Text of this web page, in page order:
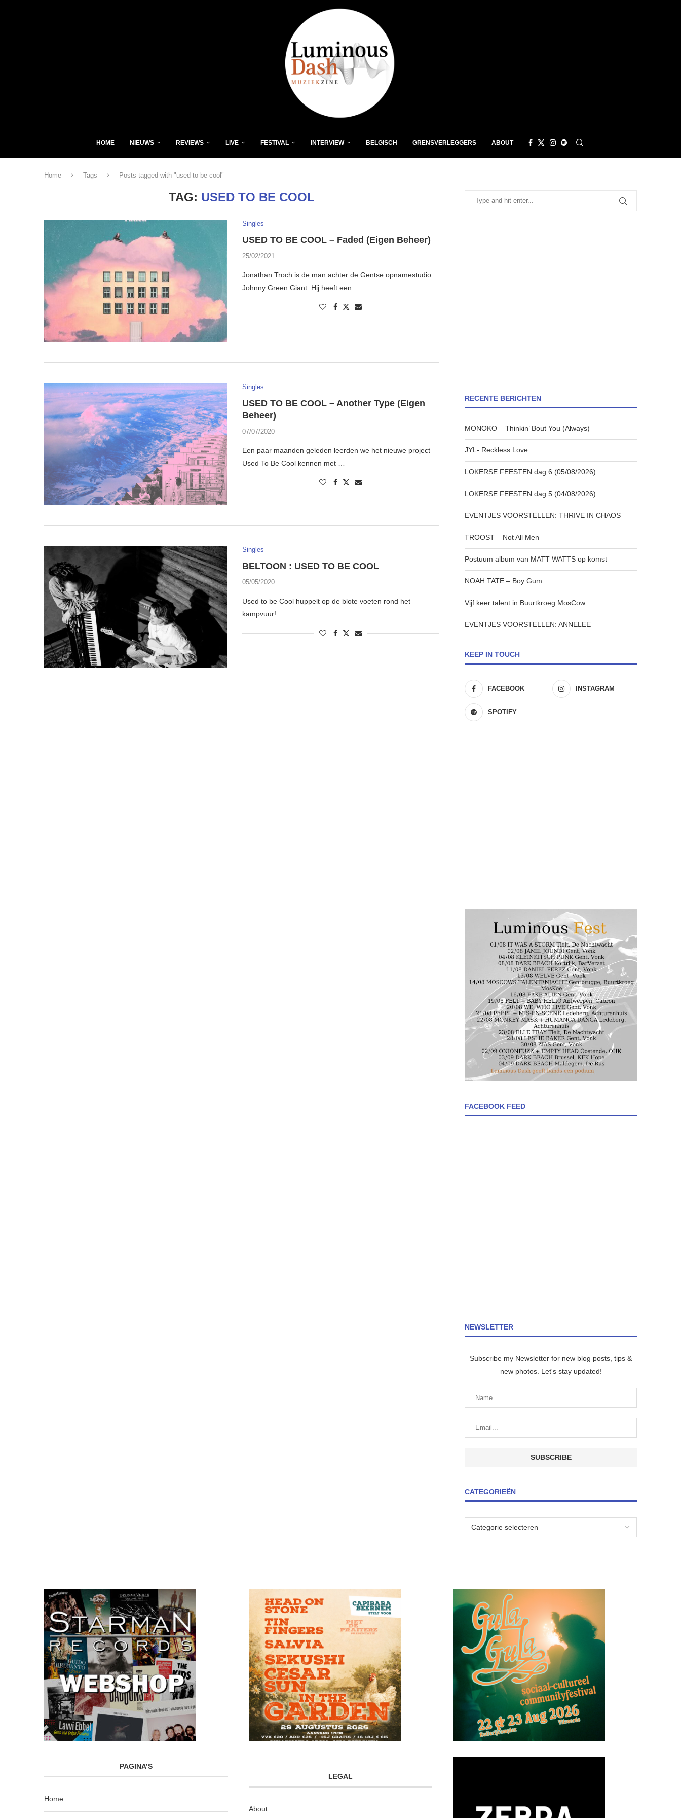
HOME NIEUWS REVIEWS LIVE FESTIVAL INTERVIEW BELGISCH GRENSVERLEGGERS ABOUT
Home Tags Posts tagged with "used to be cool"
TAG: USED TO BE COOL
Singles
USED TO BE COOL – Faded (Eigen Beheer)
25/02/2021
Jonathan Troch is de man achter de Gentse opnamestudio
Johnny Green Giant. Hij heeft een …
Singles
USED TO BE COOL – Another Type (Eigen
Beheer)
07/07/2020
Een paar maanden geleden leerden we het nieuwe project
Used To Be Cool kennen met …
Singles
BELTOON : USED TO BE COOL
05/05/2020
Used to be Cool huppelt op de blote voeten rond het
kampvuur!
RECENTE BERICHTEN
MONOKO – Thinkin’ Bout You (Always)
JYL- Reckless Love
LOKERSE FEESTEN dag 6 (05/08/2026)
LOKERSE FEESTEN dag 5 (04/08/2026)
EVENTJES VOORSTELLEN: THRIVE IN CHAOS
TROOST – Not All Men
Postuum album van MATT WATTS op komst
NOAH TATE – Boy Gum
Vijf keer talent in Buurtkroeg MosCow
EVENTJES VOORSTELLEN: ANNELEE
KEEP IN TOUCH
FACEBOOK INSTAGRAM
SPOTIFY
FACEBOOK FEED
NEWSLETTER
Subscribe my Newsletter for new blog posts, tips &
new photos. Let's stay updated!
CATEGORIEËN
PAGINA’S
Home
LEGAL
About